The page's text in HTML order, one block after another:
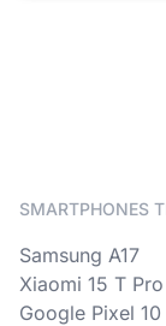
SMARTPHONES
Samsung A17
Xiaomi 15 T Pro
Google Pixel 10